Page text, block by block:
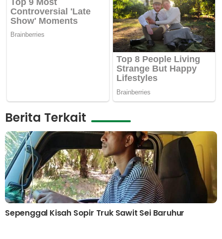
Berita Terkait
Sepenggal Kisah Sopir Truk Sawit Sei Baruhur